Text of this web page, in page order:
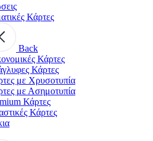
Κάρτες
Back
Κάρτες
Κάρτες
με Χρυσοτυπία
με Ασημοτυπία
Κάρτες
Κάρτες